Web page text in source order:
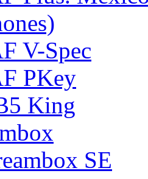
V-Spec
PKey
King
SE